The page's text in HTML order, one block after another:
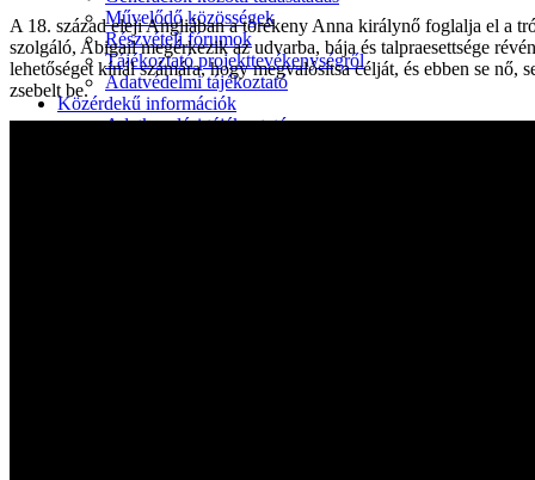
Művelődő közösségek
Részvételi fórumok
Tájékoztató projekttevékenységről
Adatvédelmi tájékoztató
Közérdekű információk
Adatkezelési tájékoztató
A 18. század eleji Angliában a törékeny Anna királynő foglalja el a
szolgáló, Abigail megérkezik az udvarba, bája és talpraesettsége
lehetőséget kínál számára, hogy megvalósítsa célját, és ebben se
zsebelt be.